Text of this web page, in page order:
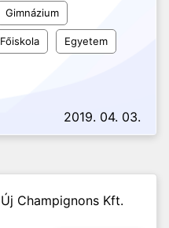
Gimnázium
Főiskola Egyetem
2019. 04. 03.
Új Champignons Kft.